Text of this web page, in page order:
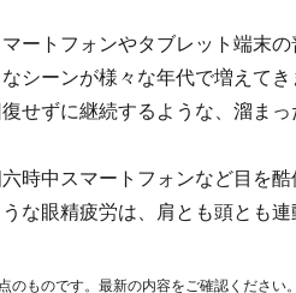
マートフォンやタブレット端末
シーンが様々な年代で増えて
せずに継続するような、溜ま
時中スマートフォンなど目を
な眼精疲労は、肩とも頭とも
のものです。最新の内容をご確認ください。